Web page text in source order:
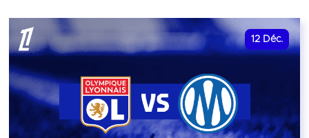
12 Déc.